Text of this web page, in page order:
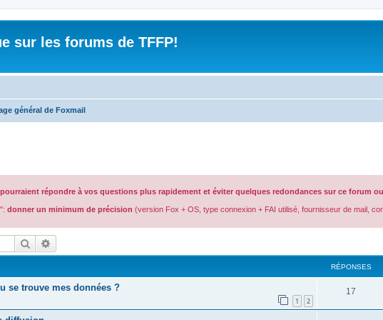
sur les forums de TFFP!
général de Foxmail
répondre à vos questions plus rapidement et éviter quelques redondances sur ce forum
donner un minimum de précision (version Fox + OS, type connexion + FAI utilisé, fournisseur de mail,
Rechercher
RÉPONSES
se trouve mes données ?
1 2
17
é